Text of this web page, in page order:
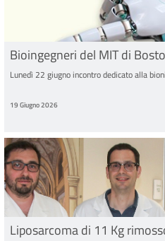
Bioingegneri del MIT di
Lunedì 22 giugno incontro dedicato alla
19 Giugno 2026
Liposarcoma di 11 Kg